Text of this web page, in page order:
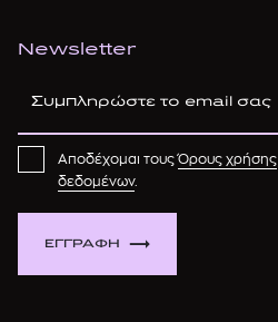
Newsletter
ΕΓΓΡΑΦΗ
Αποδέχομαι τουςΌρους χρήσης
δεδομένων.